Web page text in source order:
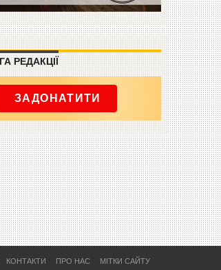
РЕДАКЦІЇ
ЗАДОНАТИТИ
КОНТАКТИ ПРО НАС МІТКИ САЙТУ